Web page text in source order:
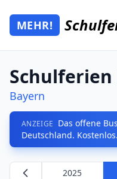
Zum Hauptinhalt
Mehr Schulferien
MEHR!
Bayern
ANZEIGE Das offene
Deutschland. Kostenlos.
2025